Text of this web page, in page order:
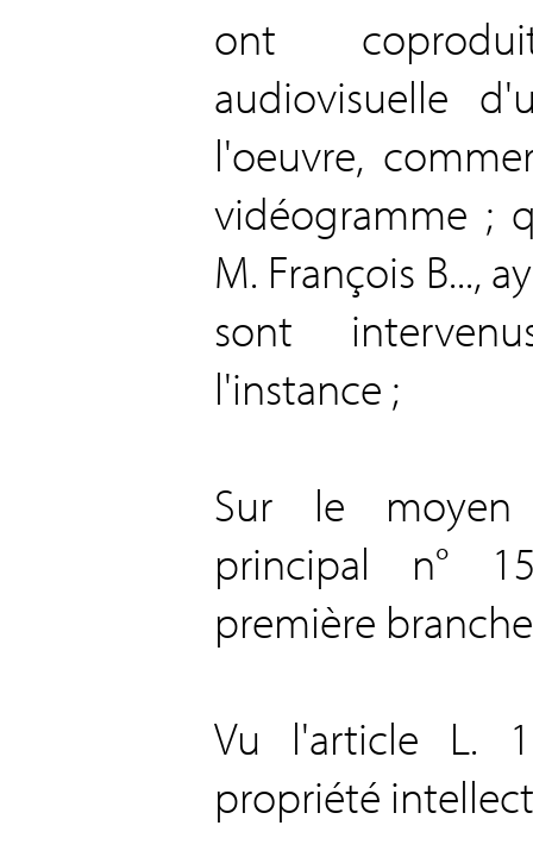
ont
audiovisuelle
l'oeuvre,
vidéogramme ;
M. François B...,
sont
l'instance ;
Sur le
principal n°
première
Vu l'article L.
propriété